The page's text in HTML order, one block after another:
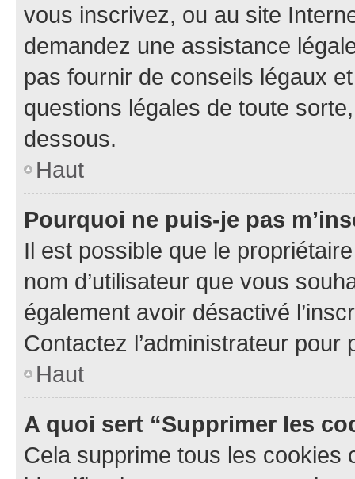
vous inscrivez, ou au site
demandez une assistance
pas fournir de conseils légaux
questions légales de toute
dessous.
Haut
Pourquoi ne puis-je pas
Il est possible que le
nom d’utilisateur que vous
également avoir désactivé
Contactez l’administrateur
Haut
A quoi sert “Supprimer les
Cela supprime tous les cookies